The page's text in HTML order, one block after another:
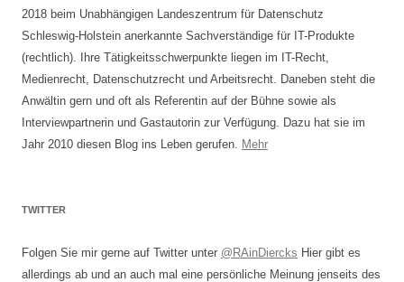
2018 beim Unabhängigen Landeszentrum für Datenschutz
Schleswig-Holstein anerkannte Sachverständige für IT-Produkte
(rechtlich). Ihre Tätigkeitsschwerpunkte liegen im IT-Recht,
Medienrecht, Datenschutzrecht und Arbeitsrecht. Daneben steht die
Anwältin gern und oft als Referentin auf der Bühne sowie als
Interviewpartnerin und Gastautorin zur Verfügung. Dazu hat sie im
Jahr 2010 diesen Blog ins Leben gerufen. Mehr
TWITTER
Folgen Sie mir gerne auf Twitter unter @RAinDiercks Hier gibt es
allerdings ab und an auch mal eine persönliche Meinung jenseits des